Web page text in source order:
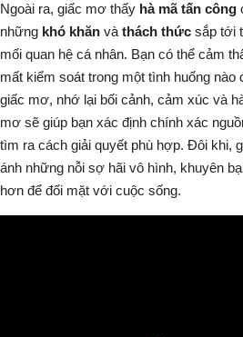
Ngoài ra, giấc mơ thấy hà mã tấn công
những khó khăn và thách thức sắp tới
mối quan hệ cá nhân. Bạn có thể cảm
mất kiểm soát trong một tình huống nào
giấc mơ, nhớ lại bối cảnh, cảm xúc và
mơ sẽ giúp bạn xác định chính xác
tìm ra cách giải quyết phù hợp. Đôi khi,
ánh những nỗi sợ hãi vô hình, khuyên
hơn để đối mặt với cuộc sống.